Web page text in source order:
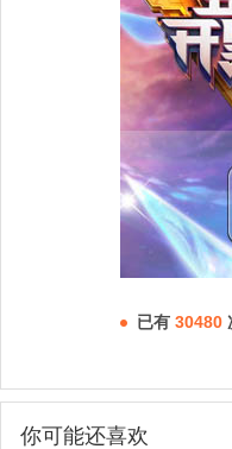
已有 30480
你可能还喜欢